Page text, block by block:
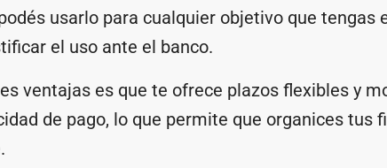
usarlo para cualquier objetivo que tengas
el uso ante el banco.
ventajas es que te ofrece plazos flexibles y
de pago, lo que permite que organices tus